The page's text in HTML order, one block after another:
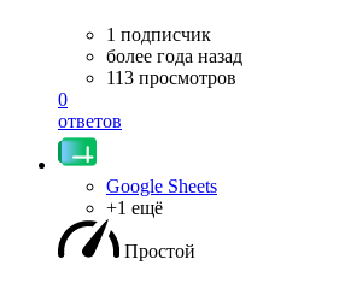
1 подписчик
более года назад
113 просмотров
0
ответов
Google Sheets
+1 ещё
Простой